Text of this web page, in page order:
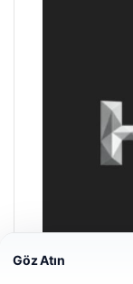
Göz Atın